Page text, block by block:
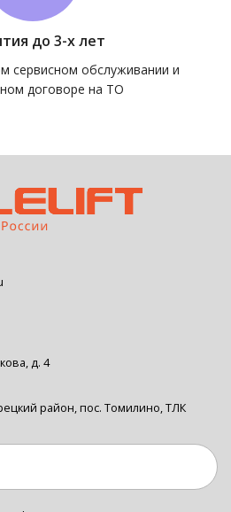
до 3-х лет
сервисном обслуживании и
договоре на ТО
д. 4
район, пос. Томилино, ТЛК